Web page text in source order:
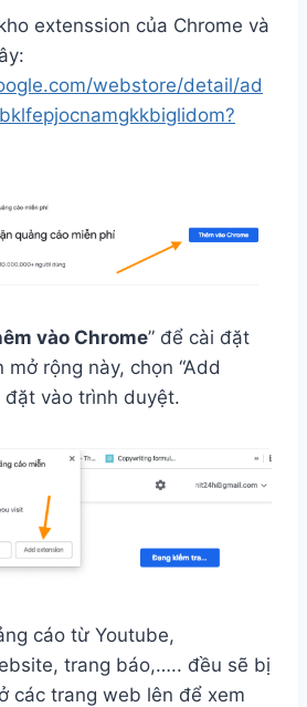
extenssion của Chrome và
webstore/detail/ad
vào Chrome” để cài đặt
rộng này, chọn “Add
đặt vào trình duyệt.
cáo từ Youtube,
trang báo,….. đều sẽ bị
các trang web lên để xem